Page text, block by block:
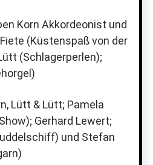
Korn Akkordeonist und
(Küstenspaß von der
(Schlagerperlen);
Lütt & Lütt; Pamela
Gerhard Lewert;
und Stefan